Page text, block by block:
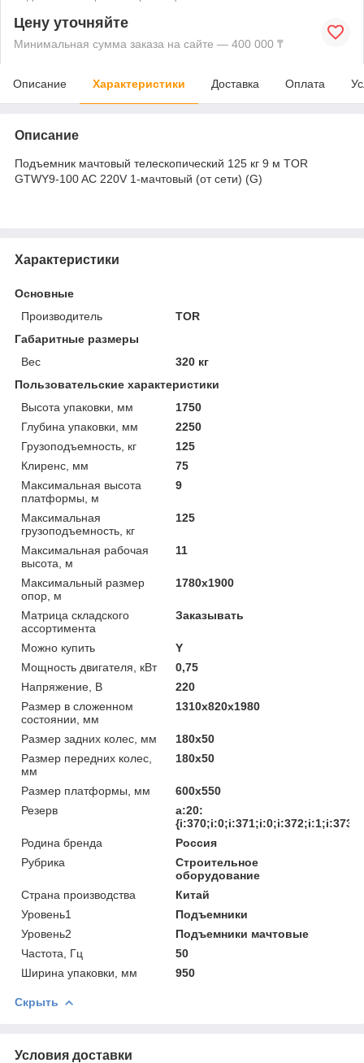
Цену уточняйте
Минимальная сумма заказа на сайте — 400 000 ₸
Описание Характеристики Доставка Оплата
Описание
Подъемник мачтовый телескопический 125 кг 9 м TOR
GTWY9-100 AC 220V 1-мачтовый (от сети) (G)
Характеристики
Основные
Производитель
TOR
Габаритные размеры
Вес
320 кг
Пользовательские характеристики
Высота упаковки, мм
1750
Глубина упаковки, мм
2250
Грузоподъемность, кг
125
Клиренс, мм
75
Максимальная высота
платформы, м
9
Максимальная
грузоподъемность, кг
125
Максимальная рабочая
высота, м
11
Максимальный размер
опор, м
1780х1900
Матрица складского
ассортимента
Заказывать
Можно купить
Y
Мощность двигателя, кВт
0,75
Напряжение, В
220
Размер в сложенном
состоянии, мм
1310х820х1980
Размер задних колес, мм
180х50
Размер передних колес,
мм
180х50
Размер платформы, мм
600х550
Резерв
a:20:
Родина бренда
Россия
Рубрика
Строительное
оборудование
Страна производства
Китай
Уровень1
Подъемники
Уровень2
Подъемники мачтовые
Частота, Гц
50
Ширина упаковки, мм
950
Скрыть
Условия доставки